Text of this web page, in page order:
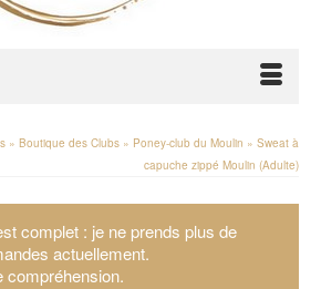
» Boutique des Clubs » Poney-club du Moulin » Sweat à
capuche zippé Moulin (Adulte)
complet : je ne prends plus de
actuellement.
compréhension.